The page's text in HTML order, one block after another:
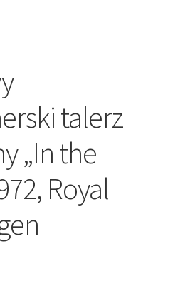
talerz
„In the
Royal